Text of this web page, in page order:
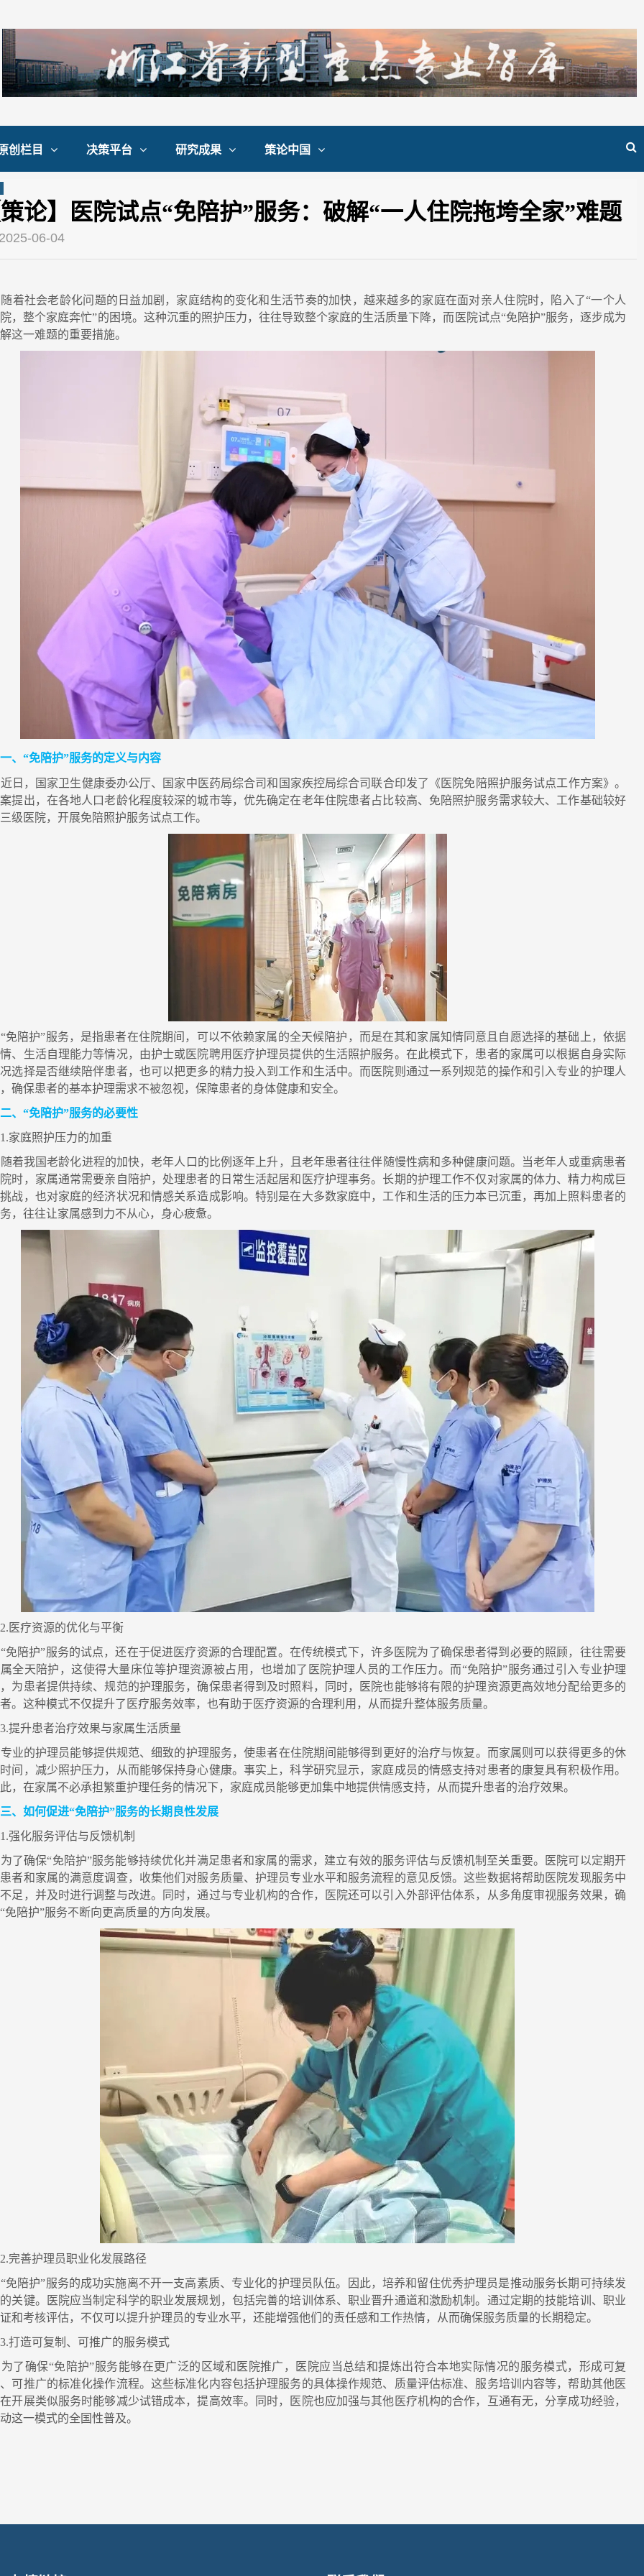
创栏目 决策平台 研究成果 策论中国
论】医院试点“免陪护”服务：破解“一人住院拖垮全家”难题
06-04
社会老龄化问题的日益加剧，家庭结构的变化和生活节奏的加快，越来越多的家庭在面对亲人住院时，陷入了“一个人
，整个家庭奔忙”的困境。这种沉重的照护压力，往往导致整个家庭的生活质量下降，而医院试点“免陪护”服务，逐步成为
这一难题的重要措施。
“免陪护”服务的定义与内容
，国家卫生健康委办公厅、国家中医药局综合司和国家疾控局综合司联合印发了《医院免陪照护服务试点工作方案》。
提出，在各地人口老龄化程度较深的城市等，优先确定在老年住院患者占比较高、免陪照护服务需求较大、工作基础较好
级医院，开展免陪照护服务试点工作。
陪护”服务，是指患者在住院期间，可以不依赖家属的全天候陪护，而是在其和家属知情同意且自愿选择的基础上，依据
、生活自理能力等情况，由护士或医院聘用医疗护理员提供的生活照护服务。在此模式下，患者的家属可以根据自身实际
选择是否继续陪伴患者，也可以把更多的精力投入到工作和生活中。而医院则通过一系列规范的操作和引入专业的护理人
确保患者的基本护理需求不被忽视，保障患者的身体健康和安全。
“免陪护”服务的必要性
庭照护压力的加重
我国老龄化进程的加快，老年人口的比例逐年上升，且老年患者往往伴随慢性病和多种健康问题。当老年人或重病患者
时，家属通常需要亲自陪护，处理患者的日常生活起居和医疗护理事务。长期的护理工作不仅对家属的体力、精力构成巨
战，也对家庭的经济状况和情感关系造成影响。特别是在大多数家庭中，工作和生活的压力本已沉重，再加上照料患者的
，往往让家属感到力不从心，身心疲惫。
疗资源的优化与平衡
陪护”服务的试点，还在于促进医疗资源的合理配置。在传统模式下，许多医院为了确保患者得到必要的照顾，往往需要
全天陪护，这使得大量床位等护理资源被占用，也增加了医院护理人员的工作压力。而“免陪护”服务通过引入专业护理
为患者提供持续、规范的护理服务，确保患者得到及时照料，同时，医院也能够将有限的护理资源更高效地分配给更多的
。这种模式不仅提升了医疗服务效率，也有助于医疗资源的合理利用，从而提升整体服务质量。
升患者治疗效果与家属生活质量
的护理员能够提供规范、细致的护理服务，使患者在住院期间能够得到更好的治疗与恢复。而家属则可以获得更多的休
间，减少照护压力，从而能够保持身心健康。事实上，科学研究显示，家庭成员的情感支持对患者的康复具有积极作用。
，在家属不必承担繁重护理任务的情况下，家庭成员能够更加集中地提供情感支持，从而提升患者的治疗效果。
如何促进“免陪护”服务的长期良性发展
化服务评估与反馈机制
确保“免陪护”服务能够持续优化并满足患者和家属的需求，建立有效的服务评估与反馈机制至关重要。医院可以定期开
者和家属的满意度调查，收集他们对服务质量、护理员专业水平和服务流程的意见反馈。这些数据将帮助医院发现服务中
足，并及时进行调整与改进。同时，通过与专业机构的合作，医院还可以引入外部评估体系，从多角度审视服务效果，确
免陪护”服务不断向更高质量的方向发展。
善护理员职业化发展路径
陪护”服务的成功实施离不开一支高素质、专业化的护理员队伍。因此，培养和留住优秀护理员是推动服务长期可持续发
关键。医院应当制定科学的职业发展规划，包括完善的培训体系、职业晋升通道和激励机制。通过定期的技能培训、职业
和考核评估，不仅可以提升护理员的专业水平，还能增强他们的责任感和工作热情，从而确保服务质量的长期稳定。
造可复制、可推广的服务模式
确保“免陪护”服务能够在更广泛的区域和医院推广，医院应当总结和提炼出符合本地实际情况的服务模式，形成可复
可推广的标准化操作流程。这些标准化内容包括护理服务的具体操作规范、质量评估标准、服务培训内容等，帮助其他医
开展类似服务时能够减少试错成本，提高效率。同时，医院也应加强与其他医疗机构的合作，互通有无，分享成功经验，
这一模式的全国性普及。
研究员夏学民接受中华网采访
策论
【策论】三级养老服务网络，不能...
2026-07-29